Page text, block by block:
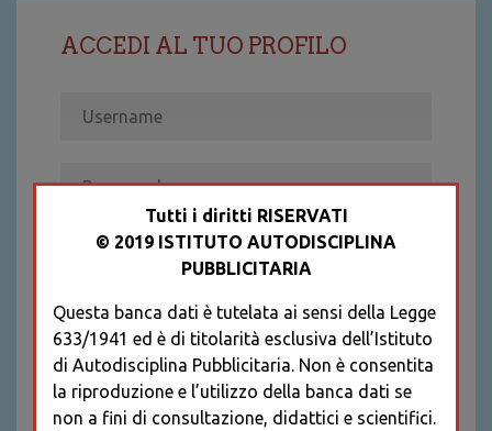
ACCEDI AL TUO PROFILO
Recupera password
REGISTRATI
* I CAMPI CONTRASSEGNATI SONO
OBBLIGATORI
Tutti i diritti RISERVATI
© 2019 ISTITUTO AUTODISCIPLINA
PUBBLICITARIA
Questa banca dati è tutelata ai sensi della Legge
633/1941 ed è di titolarità esclusiva dell’Istituto
di Autodisciplina Pubblicitaria. Non è consentita
la riproduzione e l’utilizzo della banca dati se
non a fini di consultazione, didattici e scientifici.